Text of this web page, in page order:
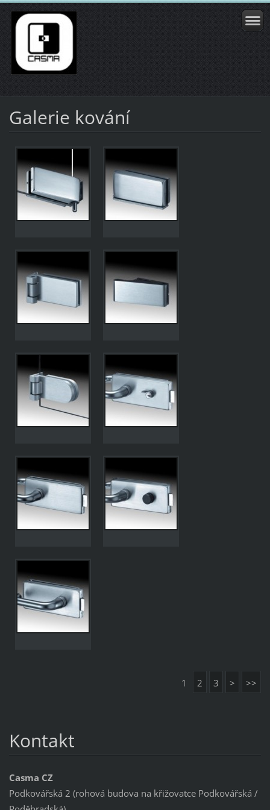
Galerie kování
1 2 3 > >>
Kontakt
Casma CZ
Podkovářská 2 (rohová budova na křižovatce Podkovářská /